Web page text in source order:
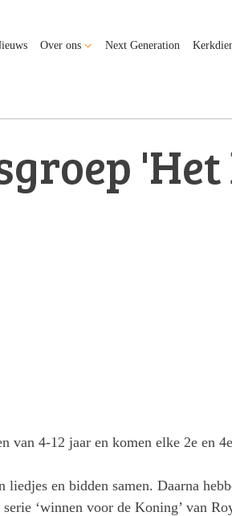
Over ons Next Generation
4-12 jaar en komen elke 2e en
en bidden samen. Daarna
‘winnen voor de Koning’ van